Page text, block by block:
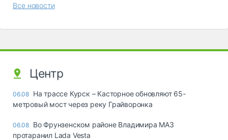
Все новости
Центр
06.08 На трассе Курск – Касторное обновляют 65-
метровый мост через реку Грайворонка
06.08 Во Фрунзенском районе Владимира МАЗ
протаранил Lada Vesta